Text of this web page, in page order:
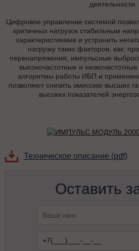
деятельности.
Цифровое управление системой
критичных нагрузок стабильным
характеристиками и устранить
нагрузку таких факторов, как:
перенапряжения, импульсные
высокочастотные и
алгоритмы работы ИБП и
позволяют снизить эмиссию высших
высоких показателей
Техническое описание (pdf)
Оставить